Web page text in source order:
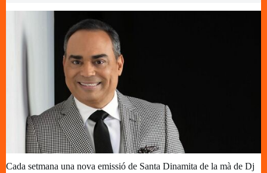
Cada setmana una nova emissió de Santa Dinamita de la mà de Dj